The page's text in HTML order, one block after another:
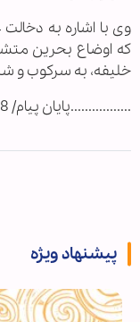
وی با اشاره به
که اوضاع بحرین
خلیفه، به سرکوب و
.................پایان پیام/ 218
پیشنهاد ویژه